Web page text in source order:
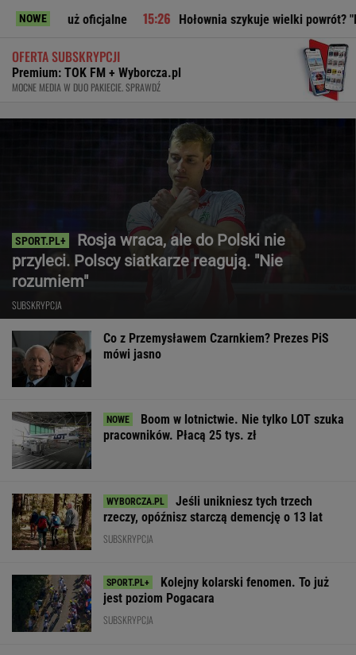
NOWE Hołownia szykuje wielki powrót? "Planują
OFERTA SUBSKRYPCJI
Premium: TOK FM + Wyborcza.pl
MOCNE MEDIA W DUO PAKIECIE. SPRAWDŹ
Rosja wraca, ale do Polski nie
przyleci. Polscy siatkarze reagują. "Nie
rozumiem"
SUBSKRYPCJA
Co z Przemysławem Czarnkiem? Prezes PiS
mówi jasno
Boom w lotnictwie. Nie tylko LOT szuka
pracowników. Płacą 25 tys. zł
Jeśli unikniesz tych trzech
rzeczy, opóźnisz starczą demencję o 13 lat
SUBSKRYPCJA
Kolejny kolarski fenomen. To już
jest poziom Pogacara
SUBSKRYPCJA